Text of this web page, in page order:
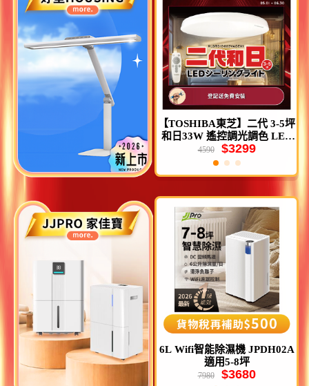
吸頂燈
$3299
【TOSHIBA 東芝】4入組 澄
系列 LED廣角燈泡11.8W
599 $499
6L Wifi智能除濕機 JPDH02A
適用5-8坪
7980
12L Wifi智能除濕機 JPDH06
適用10-16坪
12900 $8299